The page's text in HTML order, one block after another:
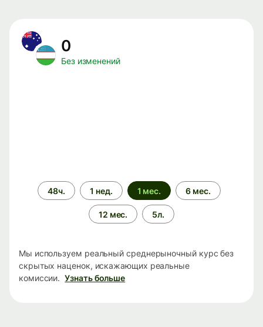
0
Без изменений
Период
времени
48ч. 1 нед. 1 мес. 6 мес.
12 мес. 5л.
Мы используем реальный среднерыночный курс без
скрытых наценок, искажающих реальные
комиссии. Узнать больше